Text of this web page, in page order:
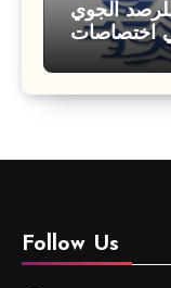
الجوي
اختصاصات
Follow Us